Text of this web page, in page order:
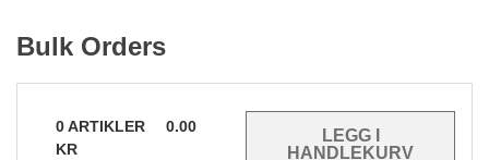
Bulk Orders
0ARTIKLER
0.00
KR